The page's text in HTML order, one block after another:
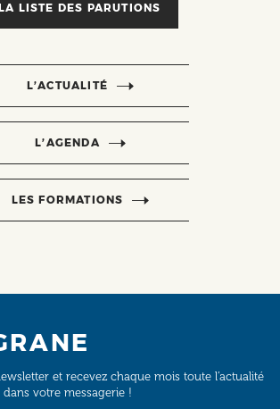
LISTE DES PARUTIONS
L’ACTUALITÉ
L’AGENDA
LES FORMATIONS
et recevez chaque mois toute l’actualité
votre messagerie !